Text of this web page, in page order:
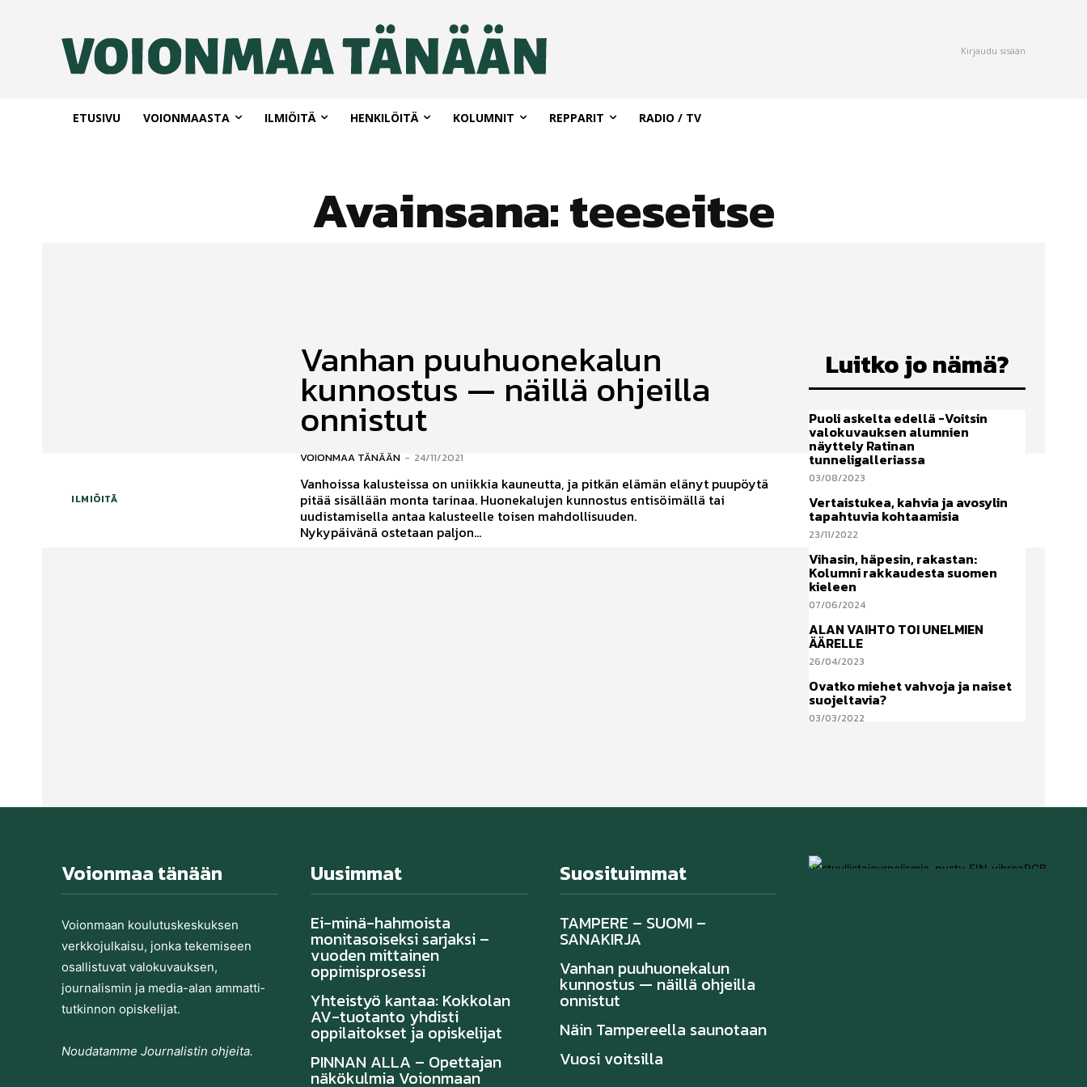
Kirjaudu sisään
ETUSIVU VOIONMAASTA ILMIÖITÄ HENKILÖITÄ KOLUMNIT REPPARIT RADIO / TV
Avainsana:teeseitse
ILMIÖITÄ
Vanhan puuhuonekalun
kunnostus — näillä ohjeilla
onnistut
VOIONMAA TÄNÄÄN - 24/11/2021
Vanhoissa kalusteissa on uniikkia kauneutta, ja pitkän elämän elänyt puupöytä
pitää sisällään monta tarinaa. Huonekalujen kunnostus entisöimällä tai
uudistamisella antaa kalusteelle toisen mahdollisuuden.
Nykypäivänä ostetaan paljon...
Luitko jo nämä?
Puoli askelta edellä -Voitsin
valokuvauksen alumnien
näyttely Ratinan
tunneligalleriassa
03/08/2023
Vertaistukea, kahvia ja avosylin
tapahtuvia kohtaamisia
23/11/2022
Vihasin, häpesin, rakastan:
Kolumni rakkaudesta suomen
kieleen
07/06/2024
ALAN VAIHTO TOI UNELMIEN
ÄÄRELLE
26/04/2023
Ovatko miehet vahvoja ja naiset
suojeltavia?
03/03/2022
Voionmaa tänään
Voionmaan koulutu­skeskuksen
verkkojulkaisu, jonka tekemiseen
osallistuvat valo­kuvauksen,
journalismin ja media-alan ammatti­
tutkinnon opiskelijat.
Noudatamme Journalistin ohjeita.
Uusimmat
Ei-minä-hahmoista
monitasoiseksi sarjaksi –
vuoden mittainen
oppimisprosessi
Yhteistyö kantaa: Kokkolan
AV-tuotanto yhdisti
oppilaitokset ja opiskelijat
PINNAN ALLA – Opettajan
näkökulmia Voionmaan
Suosituimmat
TAMPERE – SUOMI –
SANAKIRJA
Vanhan puuhuonekalun
kunnostus — näillä ohjeilla
onnistut
Näin Tampereella saunotaan
Vuosi voitsilla